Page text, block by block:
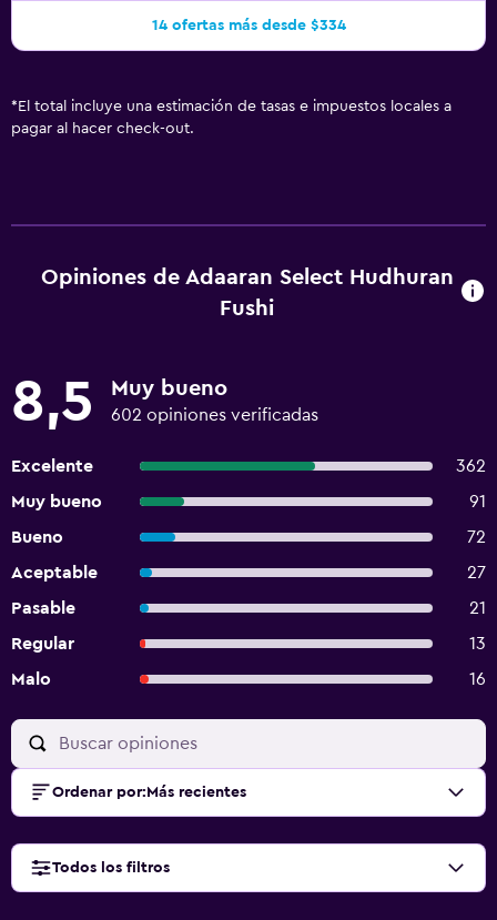
14 ofertas más desde $334
* El total incluye una estimación de tasas e impuestos locales a
pagar al hacer check-out.
Opiniones de Adaaran Select Hudhuran
Fushi
8,5 Muy bueno
602 opiniones verificadas
Excelente
362
Muy bueno
91
Bueno
72
Aceptable
27
Pasable
21
Regular
13
Malo
16
Ordenar por: Más recientes
Todos los filtros